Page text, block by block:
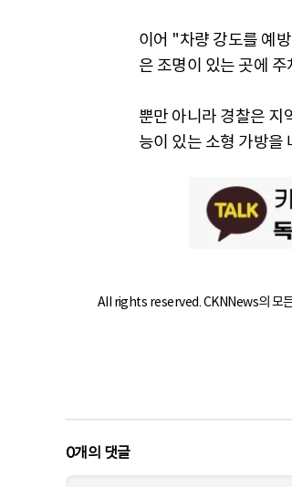
이어 "차량 강도를 예
은 조명이 있는 곳에
뿐만 아니라 경찰은 지
능이 있는 소형 가방을
All rights reserved. CKNNews의 모
0개의 댓글